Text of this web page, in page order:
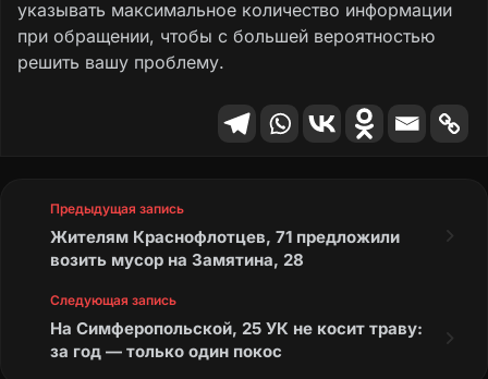
указывать максимальное количество информации
при обращении, чтобы с большей вероятностью
решить вашу проблему.
Предыдущая запись
Жителям Краснофлотцев, 71 предложили
возить мусор на Замятина, 28
Следующая запись
На Симферопольской, 25 УК не косит траву:
за год — только один покос